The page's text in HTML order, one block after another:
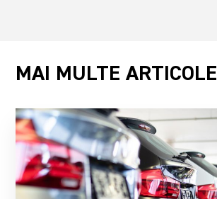
MAI MULTE ARTICOLE